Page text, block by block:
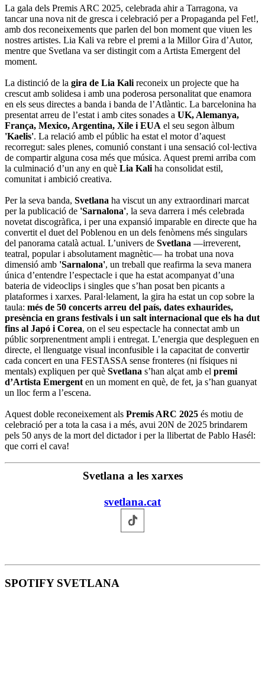
La gala dels Premis ARC 2025, celebrada ahir a Tarragona, va
tancar una nova nit de gresca i celebració per a Propaganda pel Fet!,
amb dos reconeixements que parlen del bon moment que viuen les
nostres artistes. Lia Kali va rebre el premi a la Millor Gira d’Autor,
mentre que Svetlana va ser distingit com a Artista Emergent del
moment.
La distinció de la gira de Lia Kali reconeix un projecte que ha
crescut amb solidesa i amb una poderosa personalitat que enamora
en els seus directes a banda i banda de l’Atlàntic. La barcelonina ha
presentat arreu de l’estat i amb cites sonades a UK, Alemanya,
França, Mexico, Argentina, Xile i EUA el seu segon àlbum
'Kaelis'. La relació amb el públic ha estat el motor d’aquest
recorregut: sales plenes, comunió constant i una sensació col·lectiva
de compartir alguna cosa més que música. Aquest premi arriba com
la culminació d’un any en què Lia Kali ha consolidat estil,
comunitat i ambició creativa.
Per la seva banda, Svetlana ha viscut un any extraordinari marcat
per la publicació de 'Sarnalona', la seva darrera i més celebrada
novetat discogràfica, i per una expansió imparable en directe que ha
convertit el duet del Poblenou en un dels fenòmens més singulars
del panorama català actual. L’univers de Svetlana —irreverent,
teatral, popular i absolutament magnètic— ha trobat una nova
dimensió amb 'Sarnalona', un treball que reafirma la seva manera
única d’entendre l’espectacle i que ha estat acompanyat d’una
bateria de videoclips i singles que s’han posat ben picants a
plataformes i xarxes. Paral·lelament, la gira ha estat un cop sobre la
taula: més de 50 concerts arreu del país, dates exhaurides,
presència en grans festivals i un salt internacional que els ha dut
fins al Japó i Corea, on el seu espectacle ha connectat amb un
públic sorprenentment ampli i entregat. L’energia que despleguen en
directe, el llenguatge visual inconfusible i la capacitat de convertir
cada concert en una FESTASSA sense fronteres (ni físiques ni
mentals) expliquen per què Svetlana s’han alçat amb el premi
d’Artista Emergent en un moment en què, de fet, ja s’han guanyat
un lloc ferm a l’escena.
Aquest doble reconeixement als Premis ARC 2025 és motiu de
celebració per a tota la casa i a més, avui 20N de 2025 brindarem
pels 50 anys de la mort del dictador i per la llibertat de Pablo Hasél:
que corri el cava!
Svetlana a les xarxes
svetlana.cat
SPOTIFY SVETLANA